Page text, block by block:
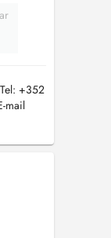
Tel: +352
mail
la